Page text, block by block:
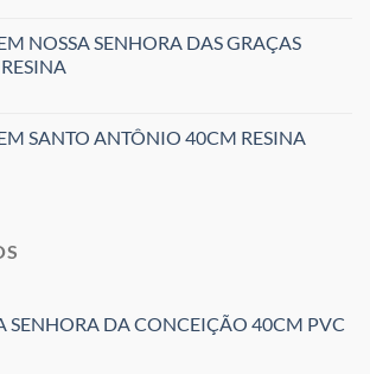
NOSSA SENHORA DAS GRAÇAS
SANTO ANTÔNIO 40CM RESINA
SENHORA DA CONCEIÇÃO 40CM PVC